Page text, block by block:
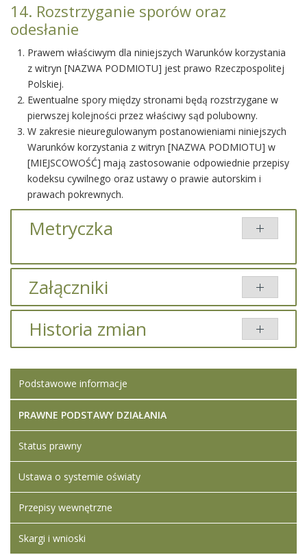
14. Rozstrzyganie sporów oraz
odesłanie
Prawem właściwym dla niniejszych Warunków korzystania
z witryn [NAZWA PODMIOTU] jest prawo Rzeczpospolitej
Polskiej.
Ewentualne spory między stronami będą rozstrzygane w
pierwszej kolejności przez właściwy sąd polubowny.
W zakresie nieuregulowanym postanowieniami niniejszych
Warunków korzystania z witryn [NAZWA PODMIOTU] w
[MIEJSCOWOŚĆ] mają zastosowanie odpowiednie przepisy
kodeksu cywilnego oraz ustawy o prawie autorskim i
prawach pokrewnych.
Metryczka
Załączniki
Brak załączników.
Historia zmian
Podstawowe informacje
PRAWNE PODSTAWY DZIAŁANIA
Status prawny
Ustawa o systemie oświaty
Przepisy wewnętrzne
Skargi i wnioski